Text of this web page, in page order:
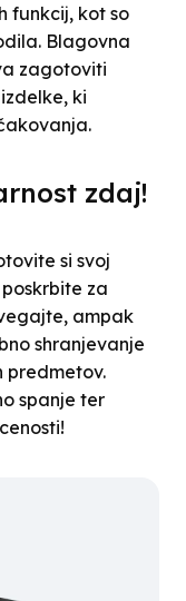
funkcij, kot so
Blagovna
zagotoviti
ki
zdaj!
si svoj
za
ampak
shranjevanje
predmetov.
spanje ter